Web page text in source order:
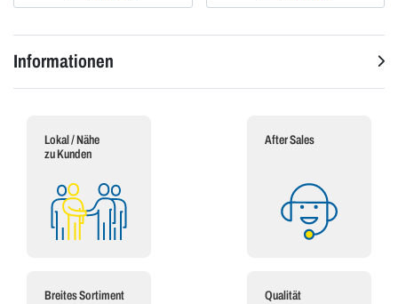
Informationen
Lokal / Nähe
zu Kunden
After Sales
Breites Sortiment Qualität